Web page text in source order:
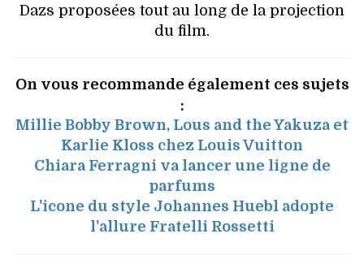
Dazs proposées tout au long de la projection
du film.
On vous recommande également ces sujets
:
Millie Bobby Brown, Lous and the Yakuza et
Karlie Kloss chez Louis Vuitton
Chiara Ferragni va lancer une ligne de
parfums
L'icone du style Johannes Huebl adopte
l'allure Fratelli Rossetti